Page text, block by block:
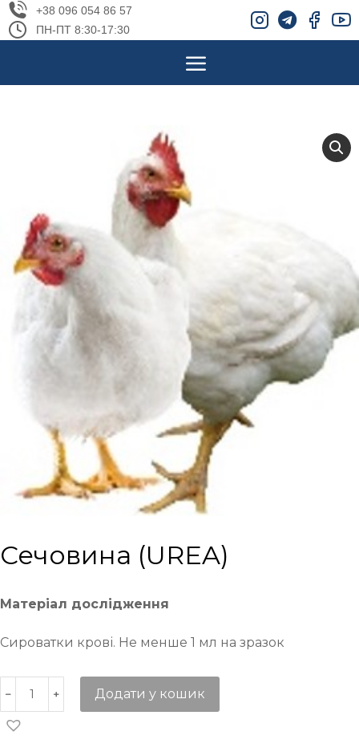
+38 096 054 86 57
ПН-ПТ 8:30-17:30
Сечовина (UREA)
Матеріал дослідження
Сироватки крові. Не менше 1 мл на зразок
Додати у кошик